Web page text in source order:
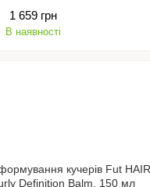
1 659 грн
В наявності